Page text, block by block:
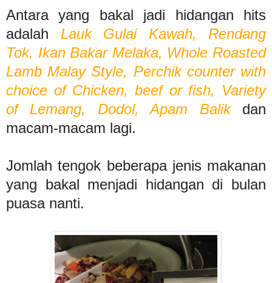
Antara yang bakal jadi hidangan hits
adalah Lauk Gulai Kawah, Rendang
Tok, Ikan Bakar Melaka, Whole Roasted
Lamb Malay Style, Perchik counter with
choice of Chicken, beef or fish, Variety
of Lemang, Dodol, Apam Balikdan
macam-macam lagi.
Jomlah tengok beberapa jenis makanan
yang bakal menjadi hidangan di bulan
puasa nanti.